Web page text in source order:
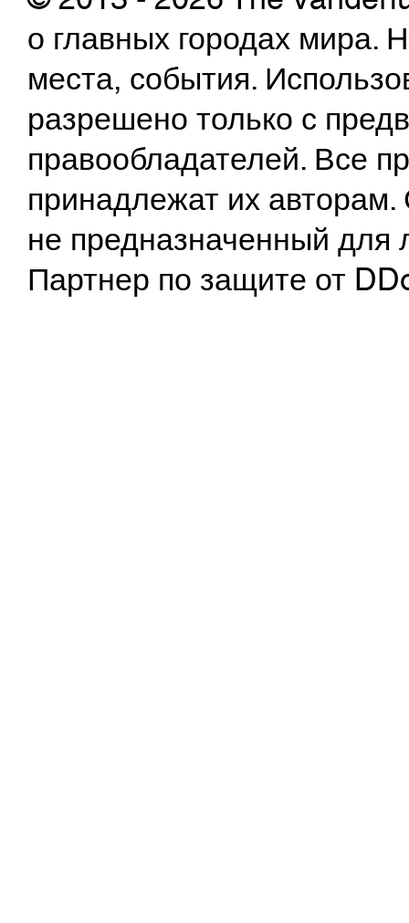
о главных городах
места, события.
разрешено только с
правообладателей. Все
принадлежат их
не предназначенный
Партнер по защите от